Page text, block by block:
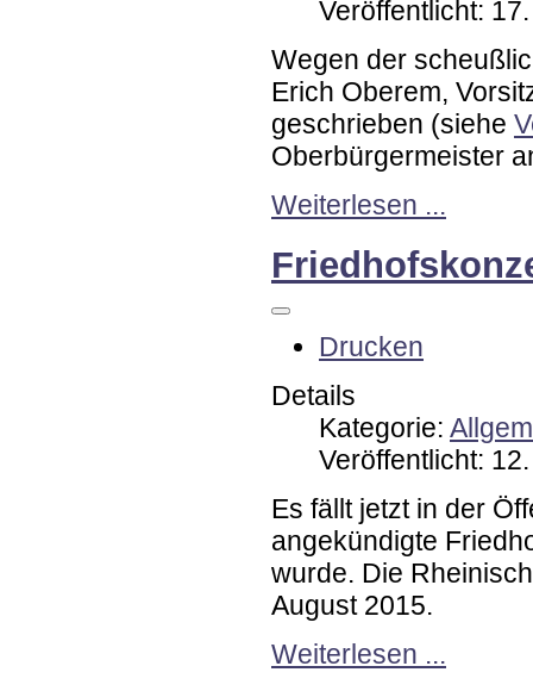
Veröffentlicht:
Wegen der
Erich Oberem,
geschrieben (siehe
Oberbürgermeister
Weiterlesen ...
Drucken
Details
Kategorie:
Veröffentlicht:
Es fällt jetzt in der
angekündigte
wurde. Die
August 2015.
Weiterlesen ...